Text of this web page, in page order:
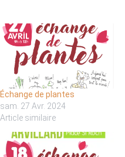
Échange de plantes
sam. 27 Avr. 2024
Article similaire